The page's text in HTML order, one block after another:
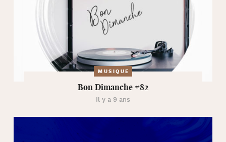
MUSIQUE
Bon Dimanche #82
Il y a 9 ans